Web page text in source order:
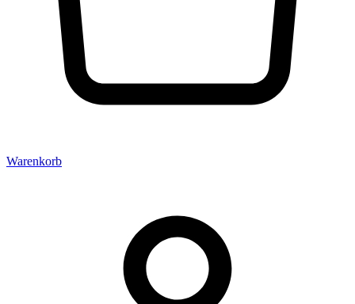
Warenkorb